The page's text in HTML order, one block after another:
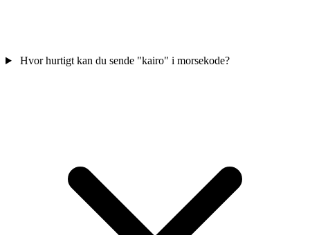
Hvor hurtigt kan du sende "kairo" i morsekode?